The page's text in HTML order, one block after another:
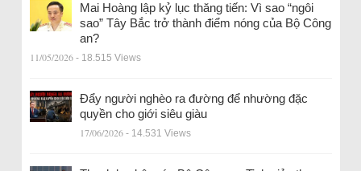
Mai Hoàng lập kỷ lục thăng tiến: Vì sao “ngôi
sao” Tây Bắc trở thành điểm nóng của Bộ Công
an?
11/05/2026 - 18.515 Views
Đẩy người nghèo ra đường để nhường đặc
quyền cho giới siêu giàu
17/06/2026 - 14.531 Views